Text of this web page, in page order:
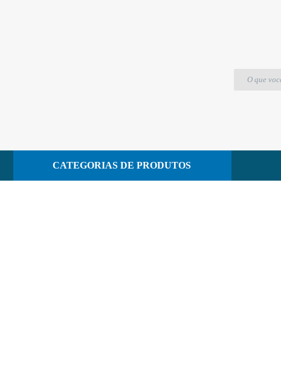
CATEGORIAS DE PRODUTOS